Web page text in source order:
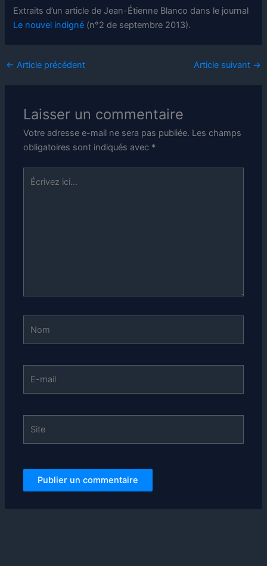
Extraits d’un article de Jean-Étienne Blanco dans le journal
Le nouvel indigné (n°2 de septembre 2013).
← Article précédent Article suivant →
Laisser un commentaire
Votre adresse e-mail ne sera pas publiée. Les champs
obligatoires sont indiqués avec *
Écrivez
ici…